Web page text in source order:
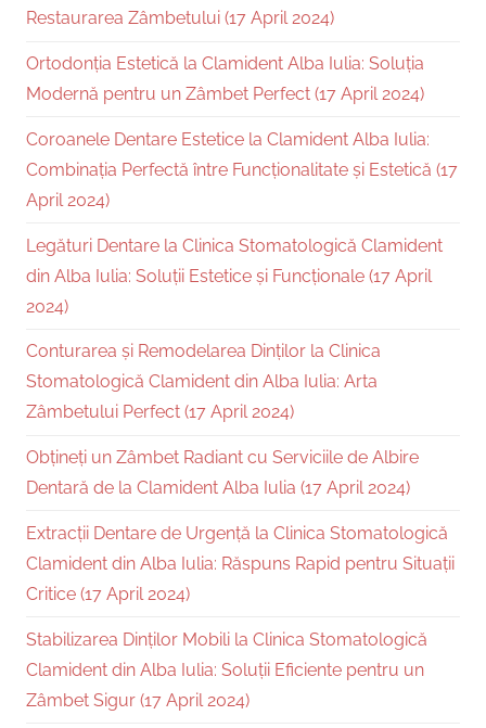
Restaurarea Zâmbetului (17 April 2024)
Ortodonția Estetică la Clamident Alba Iulia: Soluția
Modernă pentru un Zâmbet Perfect (17 April 2024)
Coroanele Dentare Estetice la Clamident Alba Iulia:
Combinația Perfectă între Funcționalitate și Estetică (17
April 2024)
Legături Dentare la Clinica Stomatologică Clamident
din Alba Iulia: Soluții Estetice și Funcționale (17 April
2024)
Conturarea și Remodelarea Dinților la Clinica
Stomatologică Clamident din Alba Iulia: Arta
Zâmbetului Perfect (17 April 2024)
Obțineți un Zâmbet Radiant cu Serviciile de Albire
Dentară de la Clamident Alba Iulia (17 April 2024)
Extracții Dentare de Urgență la Clinica Stomatologică
Clamident din Alba Iulia: Răspuns Rapid pentru Situații
Critice (17 April 2024)
Stabilizarea Dinților Mobili la Clinica Stomatologică
Clamident din Alba Iulia: Soluții Eficiente pentru un
Zâmbet Sigur (17 April 2024)